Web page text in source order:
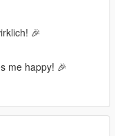
🎉
me happy! 🎉